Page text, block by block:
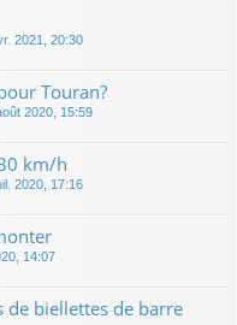
2021, 20:30
Touran?
2020, 15:59
km/h
2020, 17:16
14:07
de biellettes de barre